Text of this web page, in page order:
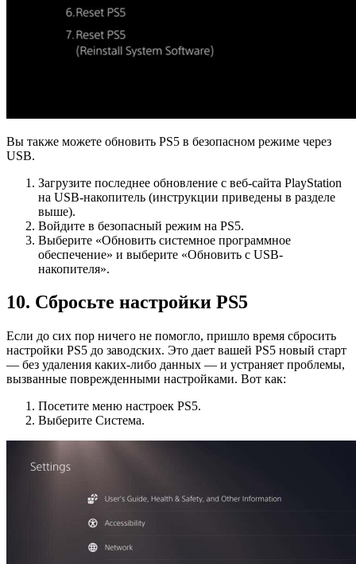
Вы также можете обновить PS5 в безопасном режиме через
USB.
Загрузите последнее обновление с веб-сайта PlayStation
на USB-накопитель (инструкции приведены в разделе
выше).
Войдите в безопасный режим на PS5.
Выберите «Обновить системное программное
обеспечение» и выберите «Обновить с USB-
накопителя».
10. Сбросьте настройки PS5
Если до сих пор ничего не помогло, пришло время сбросить
настройки PS5 до заводских. Это дает вашей PS5 новый старт
— без удаления каких-либо данных — и устраняет проблемы,
вызванные поврежденными настройками. Вот как:
Посетите меню настроек PS5.
Выберите Система.